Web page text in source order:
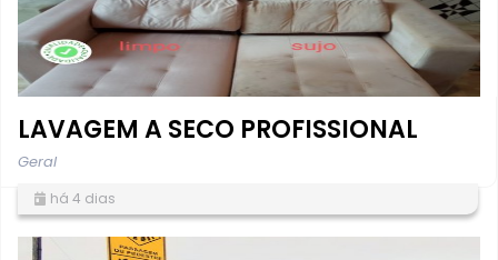
LAVAGEM A SECO PROFISSIONAL
Geral
há 4 dias